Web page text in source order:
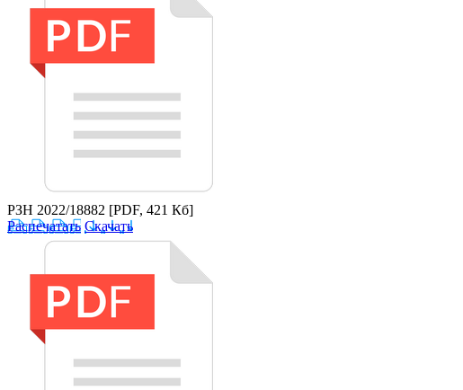
РЗН 2022/18882 [PDF, 421 Кб]
Распечатать Скачать